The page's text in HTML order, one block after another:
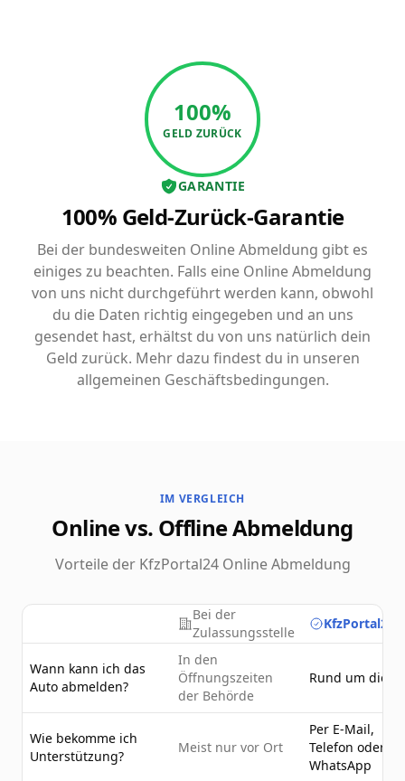
100%
GELD ZURÜCK
GARANTIE
100% Geld-Zurück-Garantie
Bei der bundesweiten Online Abmeldung gibt es
einiges zu beachten. Falls eine Online Abmeldung
von uns nicht durchgeführt werden kann, obwohl
du die Daten richtig eingegeben und an uns
gesendet hast, erhältst du von uns natürlich dein
Geld zurück. Mehr dazu findest du in unseren
allgemeinen Geschäftsbedingungen.
IM VERGLEICH
Online vs. Offline Abmeldung
Vorteile der KfzPortal24 Online Abmeldung
Bei der
Zulassungsstelle
Wann kann ich das
Auto abmelden?
In den
Öffnungszeiten
der Behörde
Rund um die
Wie bekomme ich
Unterstützung?
Meist nur vor Ort
Per E-Mail,
Telefon oder
WhatsApp